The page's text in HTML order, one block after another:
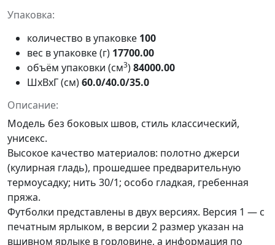
Упаковка:
количество в упаковке 100
вес в упаковке (г) 17700.00
объём упаковки (см3)84000.00
ШxВxГ (см)60.0/40.0/35.0
Описание:
Модель без боковых швов, стиль классический,
унисекс.
Высокое качество материалов: полотно джерси
(кулирная гладь), прошедшее предварительную
термоусадку; нить 30/1; особо гладкая, гребенная
пряжа.
Футболки представлены в двух версиях. Версия 1 — с
печатным ярлыком, в версии 2 размер указан на
вшивном ярлыке в горловине, а информация по